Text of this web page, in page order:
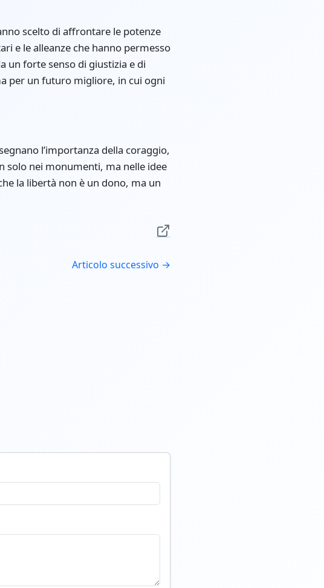
scelto di affrontare le potenze
e le alleanze che hanno permesso
un forte senso di giustizia e di
per un futuro migliore, in cui ogni
l’importanza della coraggio,
solo nei monumenti, ma nelle idee
la libertà non è un dono, ma un
Articolo successivo →